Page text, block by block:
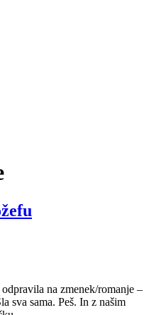
na zmenek/romanje –
sva sama. Peš. In z našim